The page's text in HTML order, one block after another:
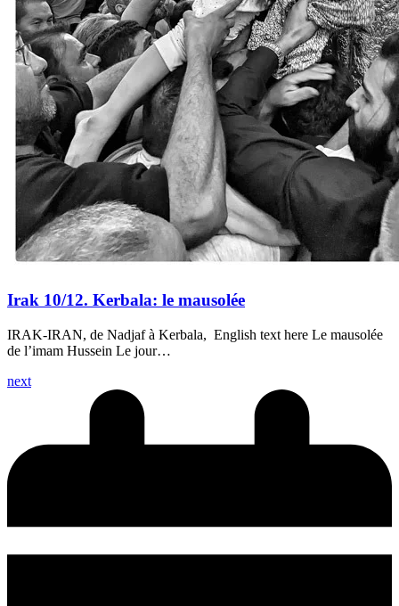
Irak 10/12. Kerbala: le mausolée
IRAK-IRAN, de Nadjaf à Kerbala, English text here Le mausolée
de l’imam Hussein Le jour…
next